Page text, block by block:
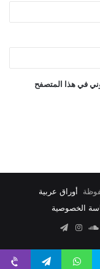
في هذا المتصفح
أوراق عربية
الخصوصية
SoundCloud
Instagram